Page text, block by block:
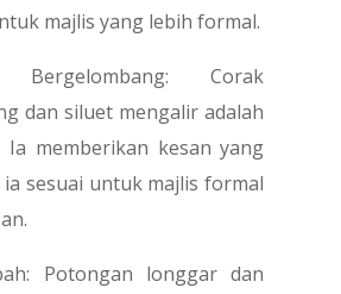
majlis yang lebih formal.
Corak
dan siluet mengalir adalah
memberikan kesan yang
sesuai untuk majlis formal
Potongan longgar dan